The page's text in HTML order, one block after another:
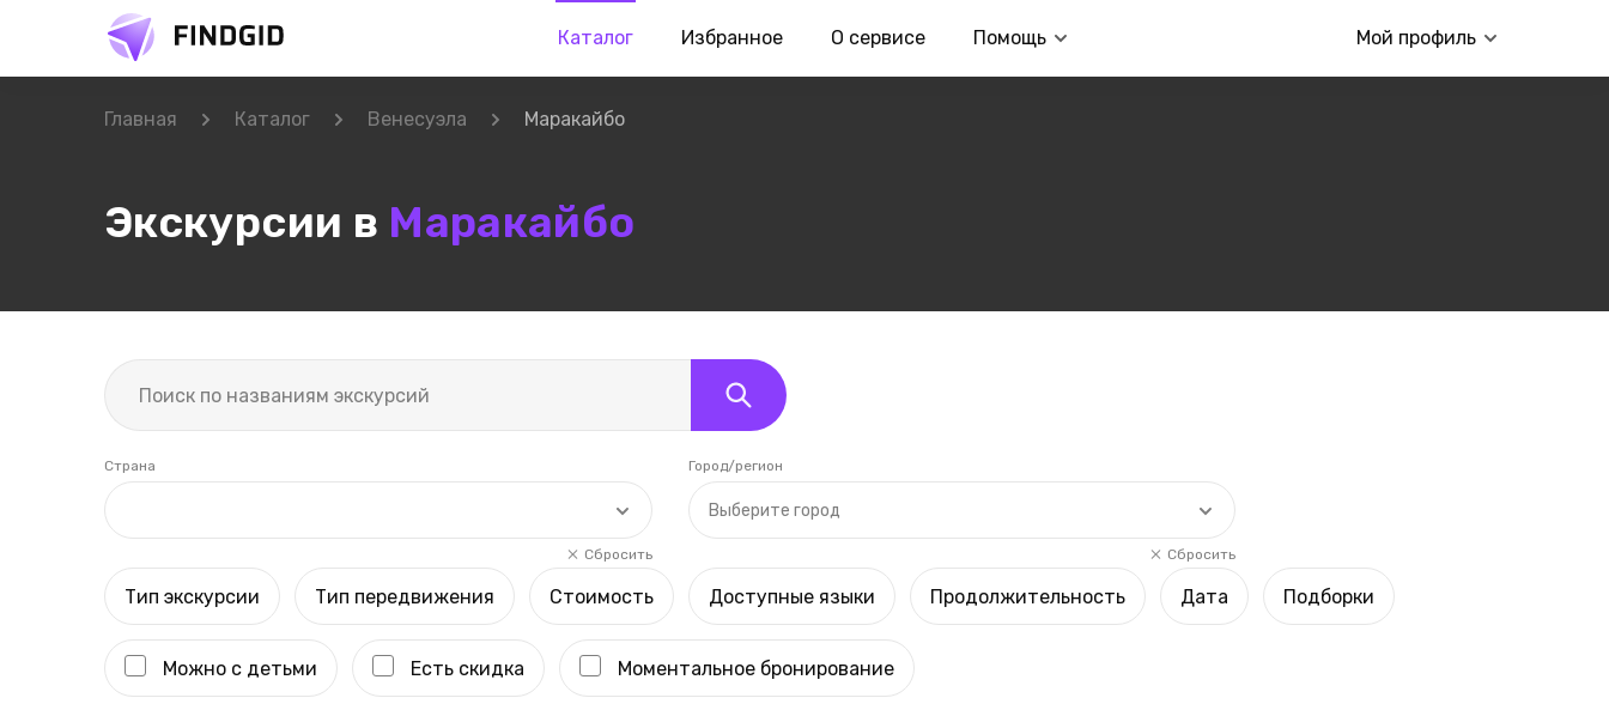
Каталог Избранное О сервисе Помощь Мой профиль
Главная Каталог Венесуэла Маракайбо
Экскурсии в Маракайбо
Страна
Сбросить
Выберите город
Город/регион
Сбросить
Тип экскурсии Тип передвижения Стоимость Доступные языки Продолжительность Дата Подборки
Можно с детьми Есть скидка Моментальное бронирование